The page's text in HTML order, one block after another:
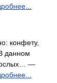
конфету,
данном
—